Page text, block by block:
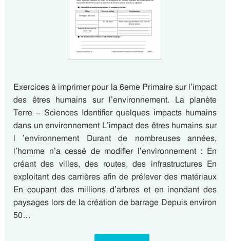
Exercices à imprimer pour la 6eme Primaire sur l’impact
des êtres humains sur l’environnement. La planète
Terre – Sciences Identifier quelques impacts humains
dans un environnement L’impact des êtres humains sur
l ’environnement Durant de nombreuses années,
l’homme n’a cessé de modifier l’environnement : En
créant des villes, des routes, des infrastructures En
exploitant des carrières afin de prélever des matériaux
En coupant des millions d’arbres et en inondant des
paysages lors de la création de barrage Depuis environ
50…